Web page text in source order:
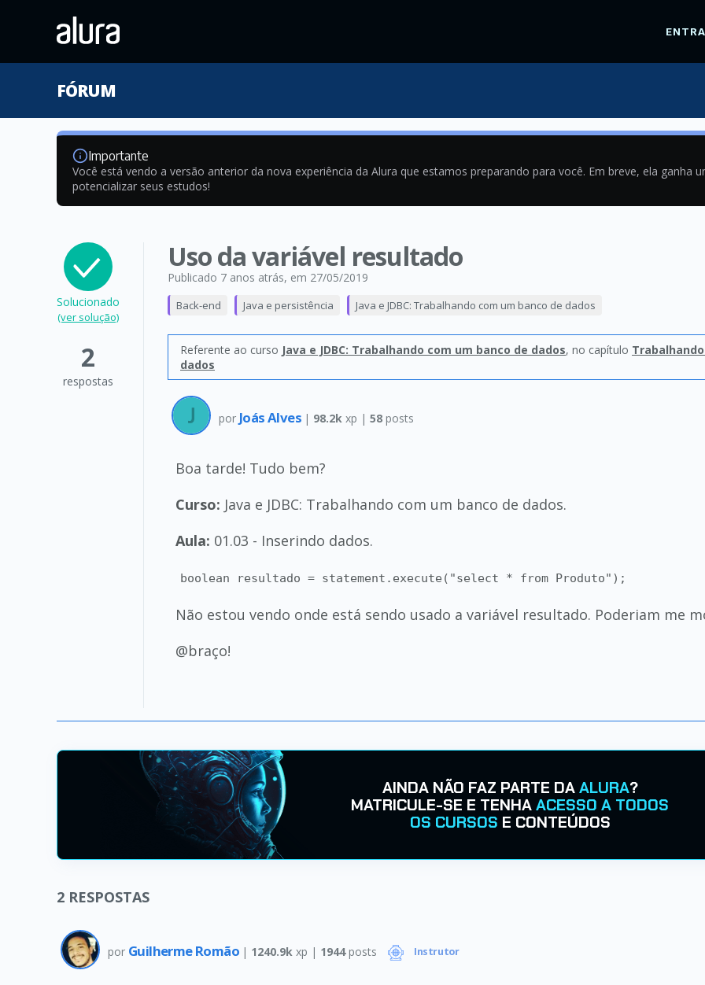
FÓRUM
Importante
Você está vendo a versão anterior da nova experiência da Alura que estamos preparando para você. Em breve, ela ganha
potencializar seus estudos!
Solucionado
(ver solução)
2
respostas
Uso da variável resultado
Publicado 7 anos atrás, em 27/05/2019
Back-end Java e persistência Java e JDBC: Trabalhando com um banco de dados
Referente ao curso Java e JDBC: Trabalhando com um banco de dados, no capítulo
dados
por Joás Alves | 98.2k xp |58 posts
Boa tarde! Tudo bem?
Curso: Java e JDBC: Trabalhando com um banco de dados.
Aula: 01.03 - Inserindo dados.
boolean resultado = statement.execute("select * from Produto");
Não estou vendo onde está sendo usado a variável resultado. Poderiam me
@braço!
AINDA NÃO FAZ PARTE DAALURA?
MATRICULE-SE E TENHAACESSO A TODOS
OS CURSOS E CONTEÚDOS
2 RESPOSTAS
por Guilherme Romão | 1240.9k xp | 1944posts Instrutor